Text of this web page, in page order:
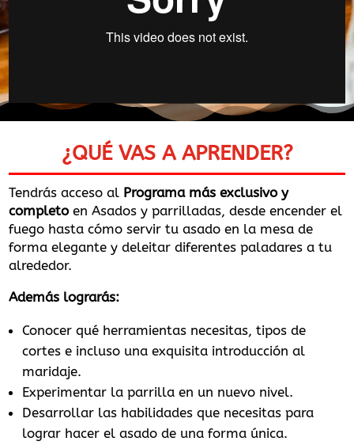
¿QUÉ VAS A APRENDER?
Tendrás accesoal Programa más exclusivo y
completoen Asados y parrilladas, desde encender el
fuego hasta cómo servir tu asado en la mesa de
forma elegante y deleitar diferentes paladares a tu
alrededor.
Además lograrás:
Conocer qué herramientas necesitas, tipos de
cortes e incluso una exquisita introducción al
maridaje.
Experimentar la parrilla en un nuevo nivel.
Desarrollar las habilidades que necesitas para
lograr hacer el asado de una forma única.